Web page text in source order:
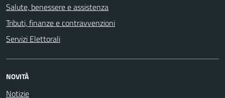
Salute, benessere e assistenza
Tributi, finanze e contravvenzioni
Servizi Elettorali
NOVITÀ
Notizie